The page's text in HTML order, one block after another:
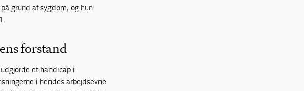
grund af sygdom, og hun
forstand
et handicap i
i hendes arbejdsevne